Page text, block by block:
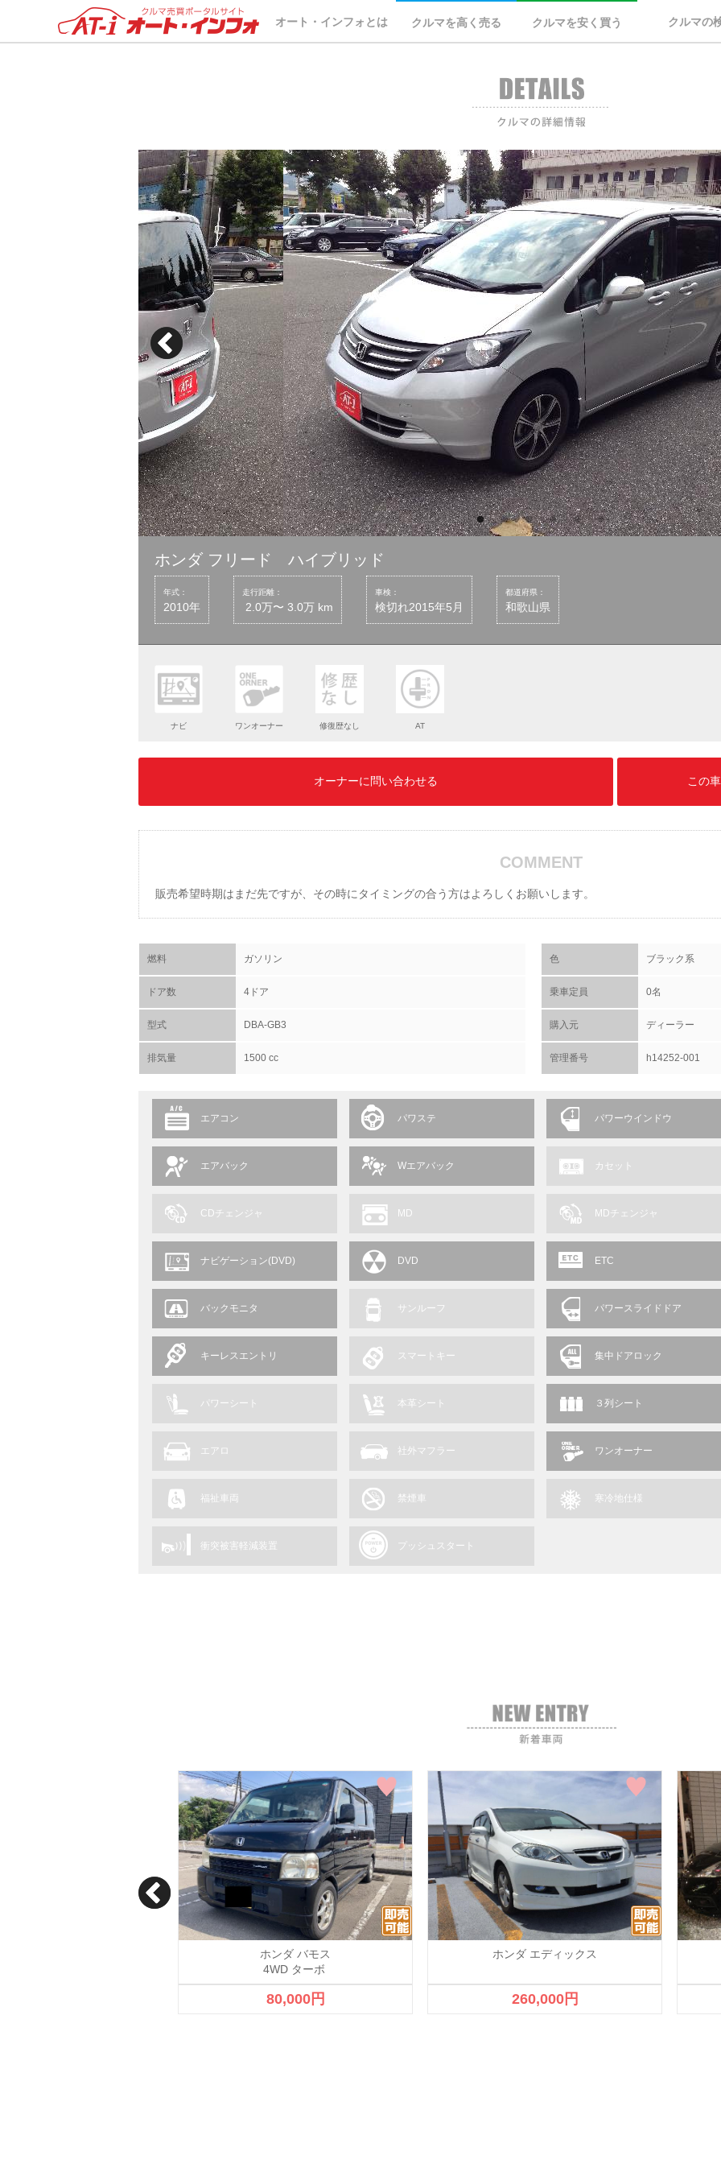
オート・インフォとは クルマを高く売る クルマを安く買う クルマの
ホンダ フリード ハイブリッド
年式：
2010年
走行距離：
2.0万〜 3.0万 km
車検：
検切れ2015年5月
都道府県：
和歌山県
ナビ ワンオーナー 修復歴なし AT
オーナーに問い合わせる この
COMMENT
販売希望時期はまだ先ですが、その時にタイミングの合う方はよろしくお願いします。
燃料 ガソリン 色 ブラック系
ドア数 4ドア 乗車定員 0名
型式 DBA-GB3 購入元 ディーラー
排気量 1500 cc 管理番号 h14252-001
エアコン パワステ パワーウインドウ
エアバック Wエアバック カセット
CDチェンジャ MD MDチェンジャ
ナビゲーション(DVD) DVD ETC
バックモニタ サンルーフ パワースライドドア
キーレスエントリ スマートキー 集中ドアロック
パワーシート 本革シート ３列シート
エアロ 社外マフラー ワンオーナー
福祉車両 禁煙車 寒冷地仕様
衝突被害軽減装置 プッシュスタート
ホンダ バモス
4WD ターボ
80,000円
ホンダ エディックス
260,000円